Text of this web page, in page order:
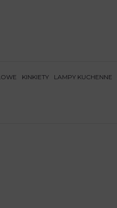
KINKIETY LAMPY KUCHENNE